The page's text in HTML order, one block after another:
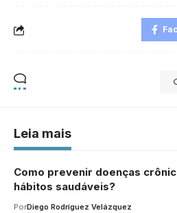
Leia mais
Como prevenir doenças
hábitos saudáveis?
PorDiego Rodríguez Velázquez